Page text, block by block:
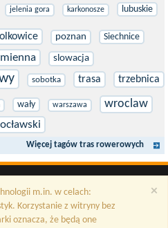
jelenia gora karkonosze lubuskie
poznan Siechnice
slowacja
sobotka trasa trzebnica
wały warszawa wroclaw
Więcej tagów tras rowerowych
×
m.in. w celach:
Korzystanie z witryny bez
oznacza, że będą one